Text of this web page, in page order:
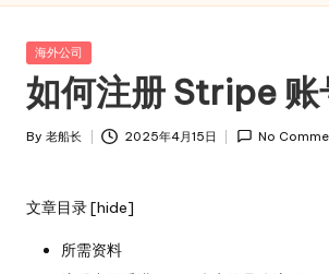
r
d
s
Posted
海外公司
如何注册 Stripe 账
Posted
By 老船长 2025年4月15日 No
文章目录[hide]
所需资料